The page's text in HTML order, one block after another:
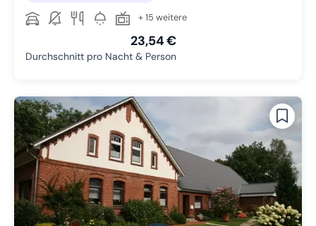
+ 15 weitere
23,54 €
Durchschnitt pro Nacht & Person